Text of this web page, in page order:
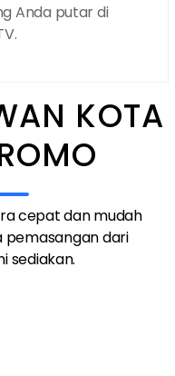
Anda putar di
KOTA
cepat dan mudah
pemasangan dari
sediakan.